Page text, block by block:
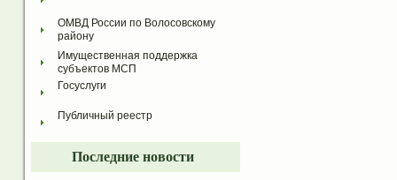
ОМВД России по Волосовскому
району
Имущественная поддержка
субъектов МСП
Госуслуги
Публичный реестр
Последние новости